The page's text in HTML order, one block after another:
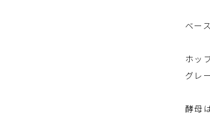
ベー
ホッ
グレ
酵母